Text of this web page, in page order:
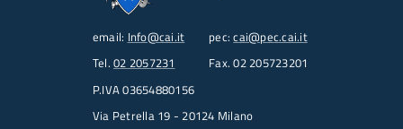
email: Info@cai.it pec:cai@pec.cai.it
Tel. 02 2057231
Fax. 02 205723201
P.IVA 03654880156
Via Petrella 19 - 20124 Milano